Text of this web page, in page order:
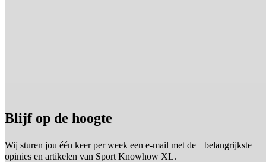
Blijf op de hoogte
Wij sturen jou één keer per week een e-mail met de belangrijkste
opinies en artikelen van Sport Knowhow XL.